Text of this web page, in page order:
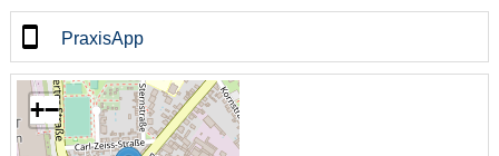
PraxisApp
+−